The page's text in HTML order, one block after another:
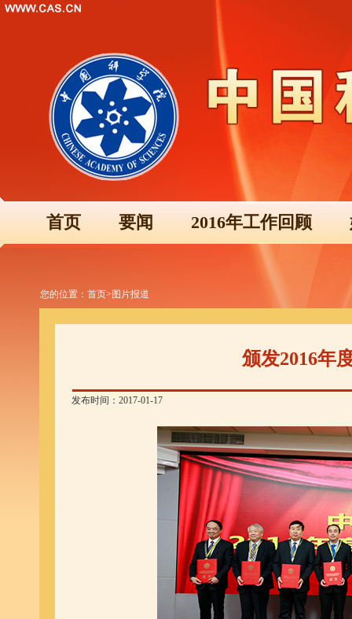
首页 要闻 2016年工作回顾
您的位置： 首页> 图片报道
颁发2016年
发布时间：2017-01-17